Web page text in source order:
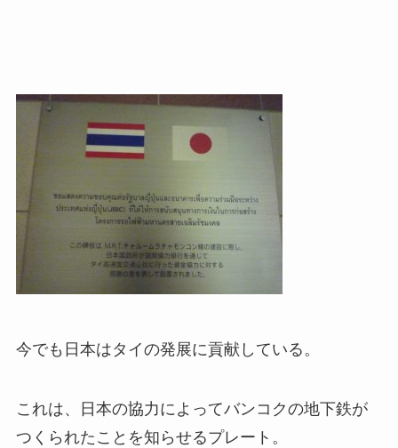
今でも日本はタイの発展に貢献している。
これは、日本の協力によってバンコクの地下鉄が
つくられたことを知らせるプレート。